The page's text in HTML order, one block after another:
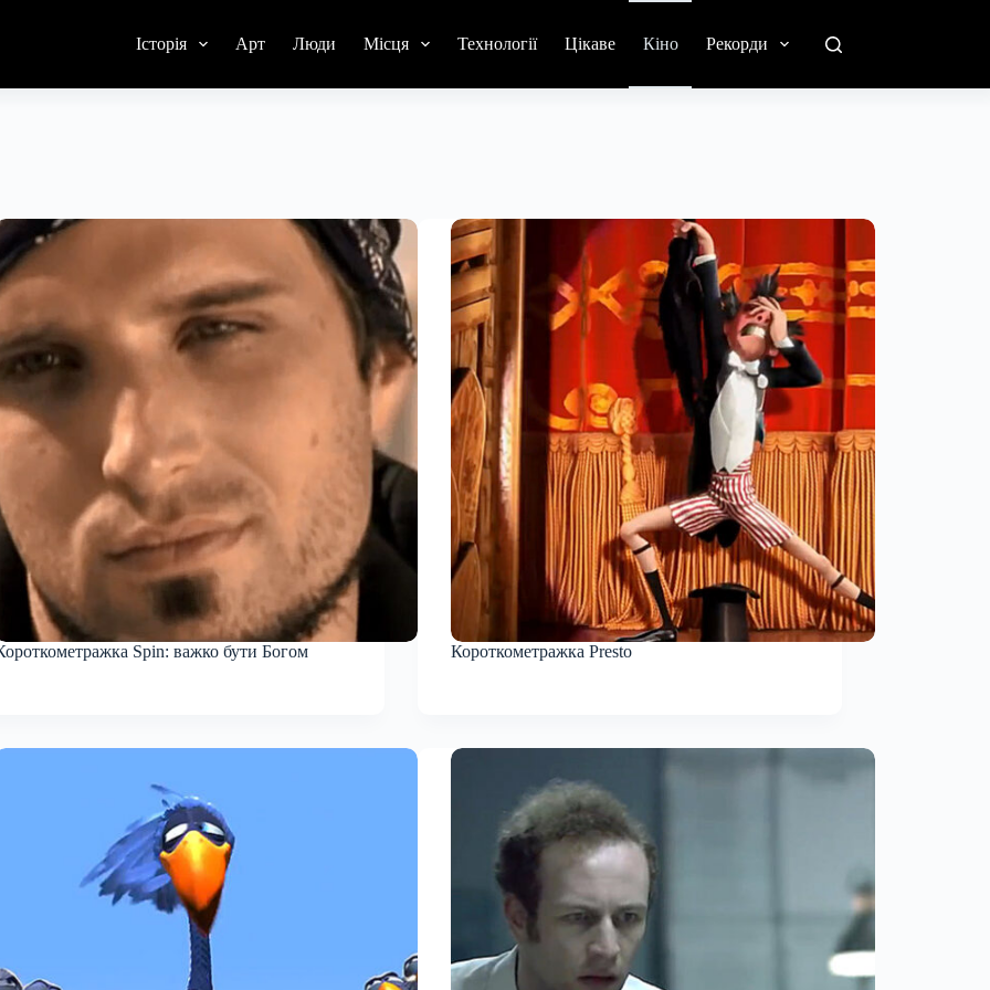
Історія Арт Люди Місця Технології Цікаве Кіно Рекорди
Spin: важко бути Богом Короткометражка Presto